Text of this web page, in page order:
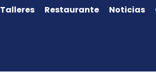
Talleres Restaurante Noticias